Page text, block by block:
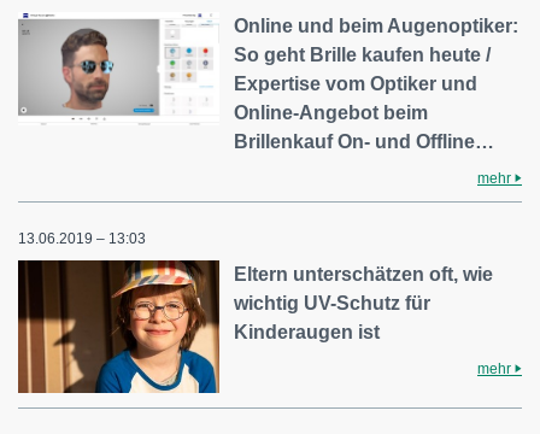
Online und beim Augenoptiker:
So geht Brille kaufen heute /
Expertise vom Optiker und
Online-Angebot beim
Brillenkauf On- und Offline…
mehr
13.06.2019 – 13:03
Eltern unterschätzen oft, wie
wichtig UV-Schutz für
Kinderaugen ist
mehr